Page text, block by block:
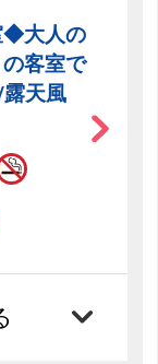
◆大人の
客室で
天風